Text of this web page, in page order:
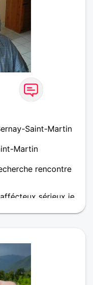
Saint-Martin
Martin
rencontre
sérieux je